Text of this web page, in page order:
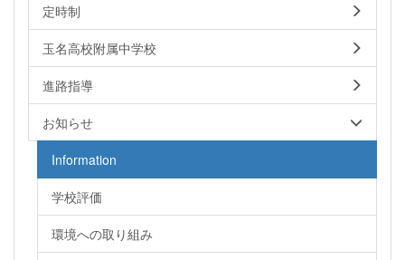
定時制
玉名高校附属中学校
進路指導
お知らせ
Information
学校評価
環境への取り組み